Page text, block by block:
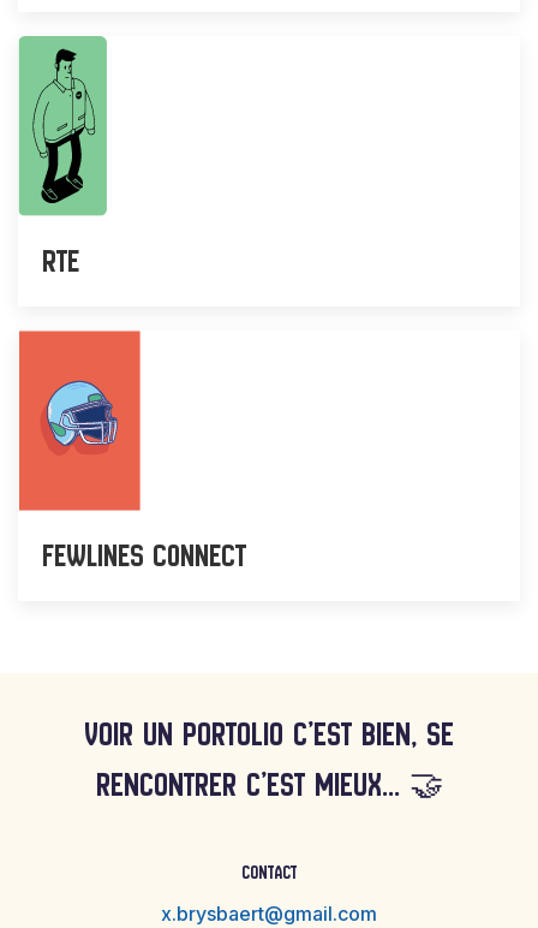
RTE
Fewlines connect
VOIR UN PORTOLIO C’EST BIEN, SE
RENCONTRER C’EST MIEUX... 🤝
CONTACT
x.brysbaert@gmail.com